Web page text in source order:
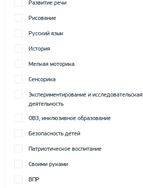
Развитие речи
Рисование
Русский язык
История
Мелкая моторика
Сенсорика
Экспериментирование и исследовательская
деятельность
ОВЗ, инклюзивное образование
Безопасность детей
Патриотическое воспитание
Своими руками
ВПР